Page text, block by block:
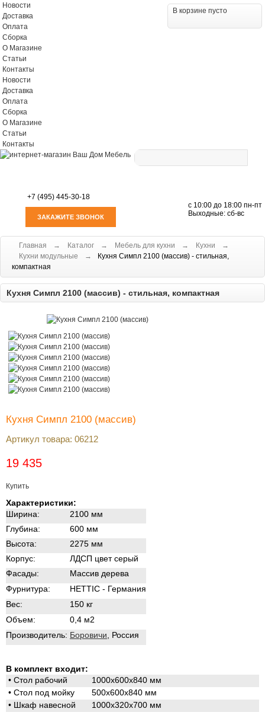
Новости
Доставка
Оплата
Сборка
О Магазине
Статьи
Контакты
Новости
Доставка
Оплата
Сборка
О Магазине
Статьи
Контакты
В корзине пусто
+7 (495) 445-30-18
ЗАКАЖИТЕ ЗВОНОК
с 10:00 до 18:00 пн-пт
Выходные: сб-вc
Мебель для кухни
Стулья
Столы
Корпусная мебель
Мягкая мебель
Предметы интерьера
Мебель для дачи
МатраcыГлавная Каталог Мебель для кухни
Кухни
Кухни модульные
Кухня Симпл 2100 (массив) - стильная,
компактная
Кухня Симпл 2100 (массив) - стильная, компактная
Кухня Симпл 2100 (массив)
Артикул товара: 06212
19 435
Купить
Характеристики:
Ширина:
2100 мм
Глубина:
600 мм
Высота:
2275 мм
Корпус:
ЛДСП цвет серый
Фасады:
Массив дерева
Фурнитура:
HETTIC - Германия
Вес:
150 кг
Объем:
0,4 м2
Производитель: Боровичи , Россия
В комплект входит:
• Стол рабочий
1000х600х840 мм
• Стол под мойку
500х600х840 мм
• Шкаф навесной
1000х320х700 мм